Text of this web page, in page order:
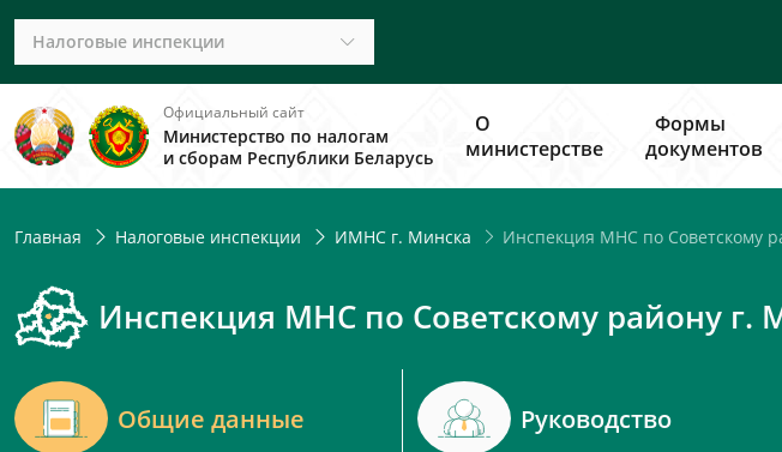
Налоговые инспекции
Официальный сайт
Министерство по налогам
и сборам Республики Беларусь
О
министерстве
Формы
документов
Главная Налоговые инспекции ИМНС г. Минска Инспекция МНС по Советскому
Инспекция МНС по Советскому району г.
Общие данные Руководство